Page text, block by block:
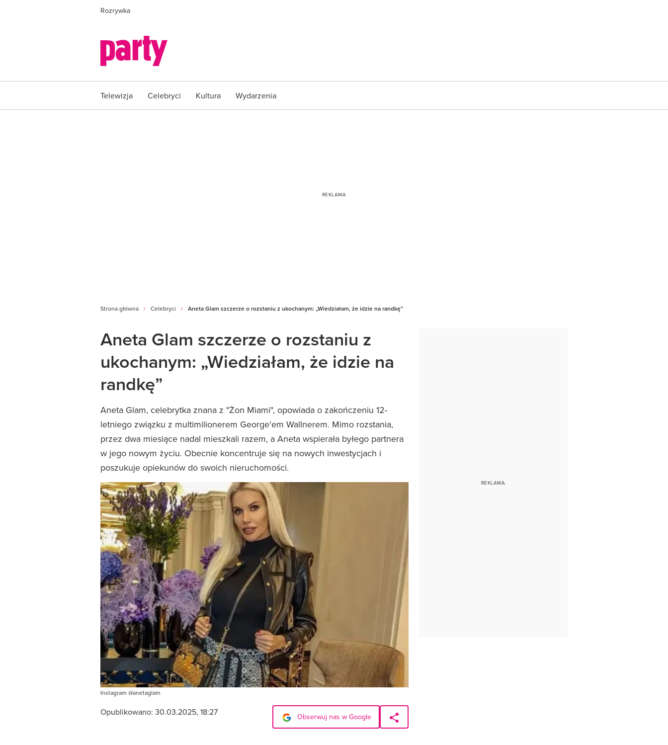
Rozrywka
Telewizja Celebryci Kultura Wydarzenia
Strona główna Celebryci Aneta Glam szczerze o rozstaniu z ukochanym: „Wiedziałam, że idzie na randkę”
Aneta Glam szczerze o rozstaniu z
ukochanym: „Wiedziałam, że idzie na
randkę”
Aneta Glam, celebrytka znana z "Żon Miami", opowiada o zakończeniu 12-
letniego związku z multimilionerem George'em Wallnerem. Mimo rozstania,
przez dwa miesiące nadal mieszkali razem, a Aneta wspierała byłego partnera
w jego nowym życiu. Obecnie koncentruje się na nowych inwestycjach i
poszukuje opiekunów do swoich nieruchomości.
Instagram @anetaglam
Opublikowano: 30.03.2025, 18:27 Obserwuj nas w Google